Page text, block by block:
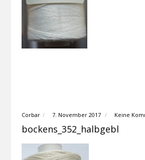
Corbar 7. November 2017 Keine
bockens_352_halbgebl